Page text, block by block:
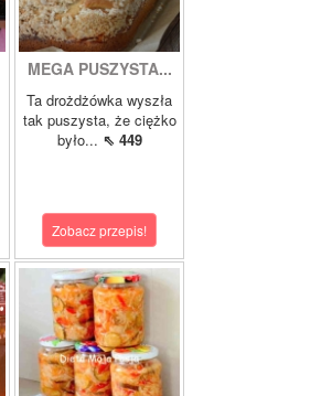
MEGA PUSZYSTA...
Ta drożdżówka wyszła
tak puszysta, że ciężko
było... ⇖ 449
Zobacz przepis!